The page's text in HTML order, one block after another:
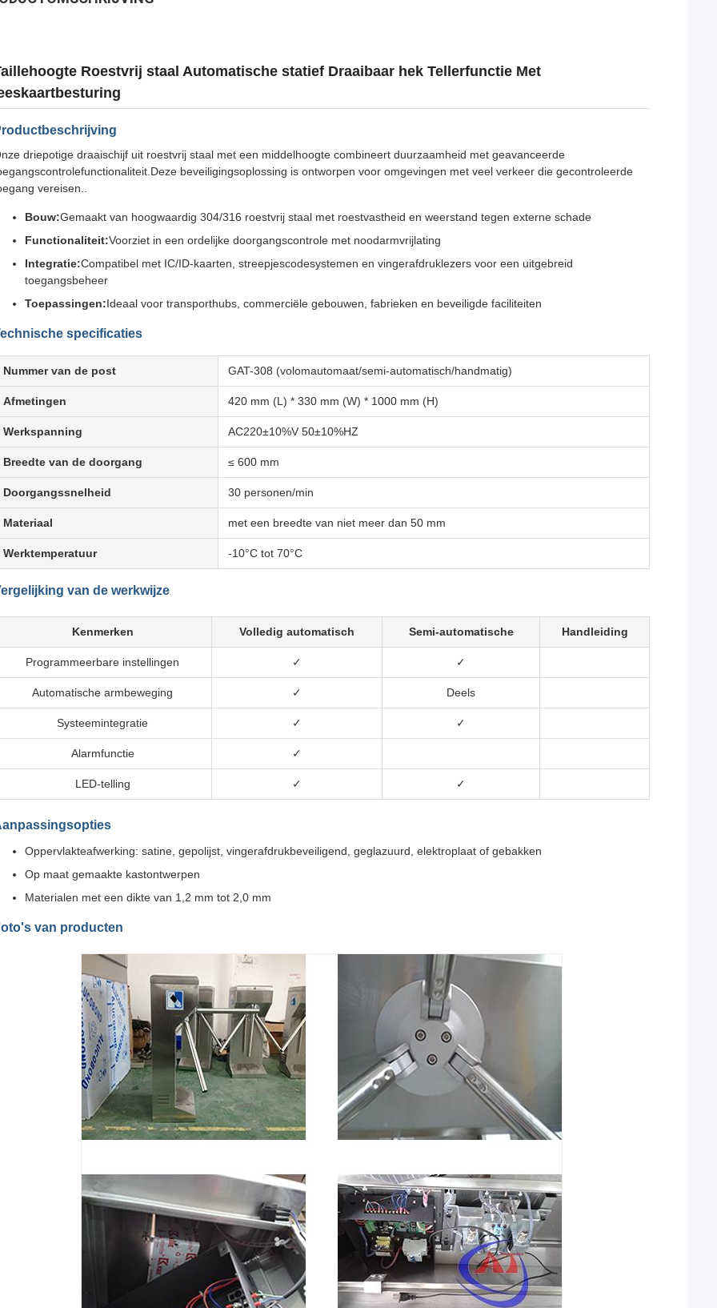
Roestvrij staal Automatische statief Draaibaar hek Tellerfunctie Met
driepotige draaischijf uit roestvrij staal met een middelhoogte combineert duurzaamheid met geavanceerde
beveiligingsoplossing is ontworpen voor omgevingen met veel verkeer die gecontroleerde
vereisen..
Bouw:Gemaakt van hoogwaardig 304/316 roestvrij staal met roestvastheid en weerstand tegen externe schade
Functionaliteit:Voorziet in een ordelijke doorgangscontrole met noodarmvrijlating
Integratie:Compatibel met IC/ID-kaarten, streepjescodesystemen en vingerafdruklezers voor een uitgebreid
toegangsbeheer
Toepassingen:Ideaal voor transporthubs, commerciële gebouwen, fabrieken en beveiligde faciliteiten
specificaties
Nummer van de post GAT-308 (volomautomaat/semi-automatisch/handmatig)
Afmetingen 420 mm (L) * 330 mm (W) * 1000 mm (H)
Werkspanning AC220±10%V 50±10%HZ
Breedte van de doorgang ≤ 600 mm
Doorgangssnelheid 30 personen/min
Materiaal met een breedte van niet meer dan 50 mm
Werktemperatuur -10°C tot 70°C
van de werkwijze
Kenmerken Volledig automatisch Semi-automatische Handleiding
Programmeerbare instellingen ✓ ✓
Automatische armbeweging ✓ Deels
Systeemintegratie ✓ ✓
Alarmfunctie ✓
LED-telling ✓ ✓
Oppervlakteafwerking: satine, gepolijst, vingerafdrukbeveiligend, geglazuurd, elektroplaat of gebakken
Op maat gemaakte kastontwerpen
Materialen met een dikte van 1,2 mm tot 2,0 mm
van producten